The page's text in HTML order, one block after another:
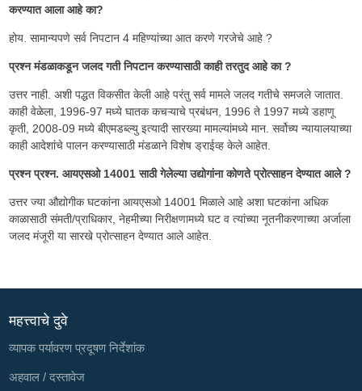
करण्यात आला आहे का?
होय. सामान्यपणे सर्व निपटान 4 महिण्यांच्या आत करणे गरजेचे आहे ?
प्रश्न मंडळाकडून जलद गती निपटान करण्यासाठी काही तरतुद आहे का ?
उत्तर नाही. अशी पद्धत विकसीत केली आहे परंतु सर्व मामले जलद गतीचे समजले जातात.
काही वेळेला, 1996-97 मध्ये घातक कचऱ्याचे प्रबंधन, 1996 ते 1997 मध्ये डहाणू
कृती, 2008-09 मध्ये बीएमडब्ल्यु इत्यादी सारख्या मामल्यांमध्ये मान. सर्वोच्य न्यायालयाच्या
काही आदेशांचे पालन करण्यासाठी मंडळाने विशेष ड्राईव्ह केले आहेत.
प्रश्न प्रश्न. आयएसओ 14001 साठी गेलेल्या उद्योगांना कोणते प्रोत्साहन देण्यात आले ?
उत्तर ज्या औद्योगीक घटकांना आयएसओ 14001 मिळाले आहे अशा घटकांना अधिक
काळासाठी संमती/प्राधिकार, नेहमीच्या निरीक्षणामध्ये घट व त्यांच्या नूतनीकरणाच्या अर्जाला
जलद मंजूरी या सारखे प्रोत्साहन देण्यात आले आहेत.
महत्त्वाचे दुवे
व्यापक पर्यावरण प्रदूषण निर्देशांक
अहवाल / दस्तावेज